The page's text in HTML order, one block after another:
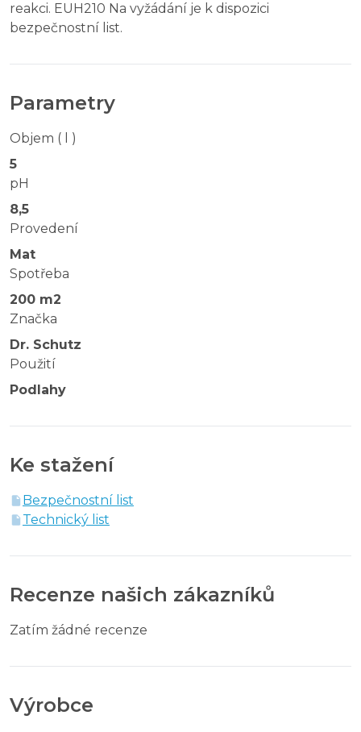
reakci. EUH210 Na vyžádání je k dispozici
bezpečnostní list.
Parametry
Objem ( l )
5
pH
8,5
Provedení
Mat
Spotřeba
200 m2
Značka
Dr. Schutz
Použití
Podlahy
Ke stažení
Bezpečnostní list
Technický list
Recenze našich zákazníků
Zatím žádné recenze
Výrobce